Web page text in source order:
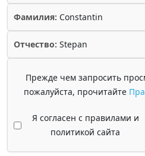
Фамилия: Constantin
Отчество: Stepan
Прежде чем запросить
пожалуйста, прочитайте
Я согласен с правилами и
политикой сайта